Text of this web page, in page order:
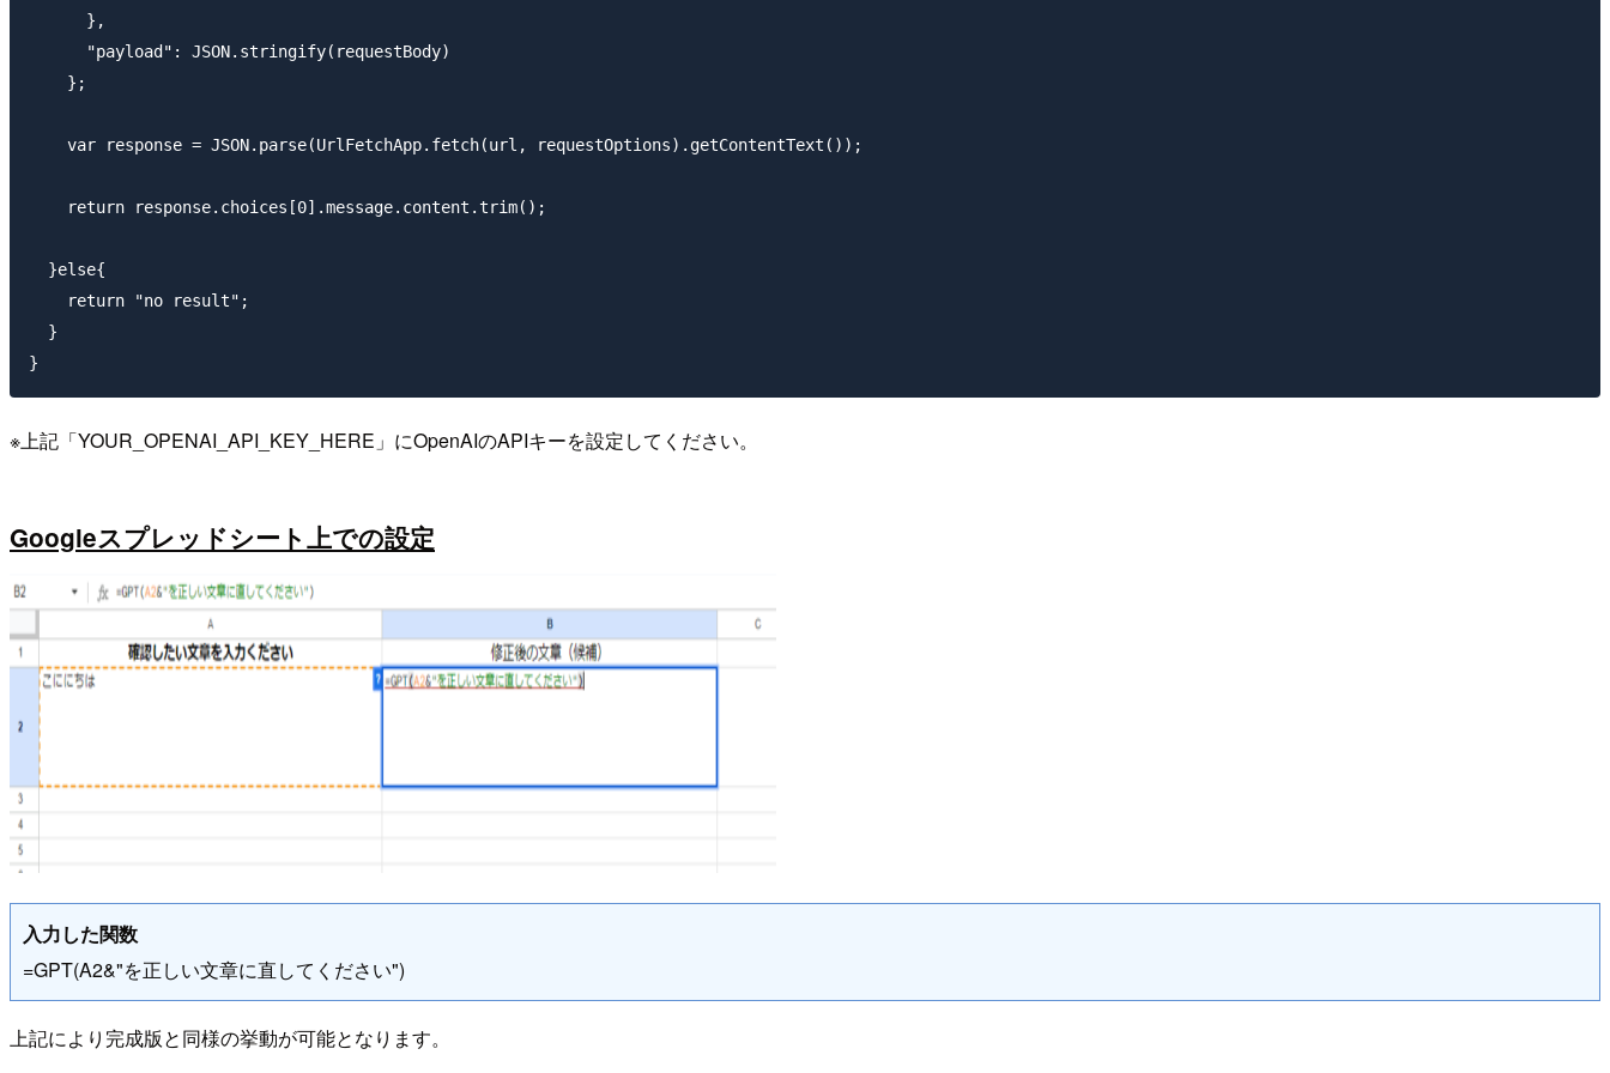
      },
      "payload": JSON.stringify(requestBody)
    };
    var response = JSON.parse(UrlFetchApp.fetch(url, requestOptions).getContentText());
    return response.choices[0].message.content.trim();
  }else{
    return "no result";
  }
※上記「YOUR_OPENAI_API_KEY_HERE」にOpenAIのAPIキーを設定してください。
Googleスプレッドシート上での設定
入力した関数
=GPT(A2&"を正しい文章に直してください")
上記により完成版と同様の挙動が可能となります。